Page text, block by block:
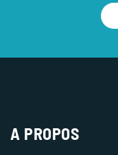
A PROPOS